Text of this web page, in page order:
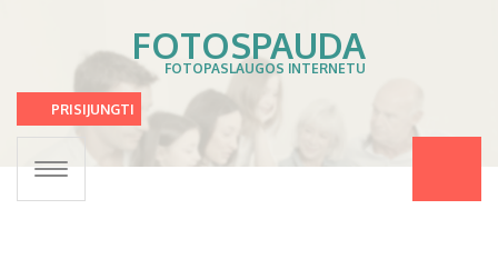
FOTOSPAUDA
FOTOPASLAUGOS INTERNETU
PRISIJUNGTI
Toggle